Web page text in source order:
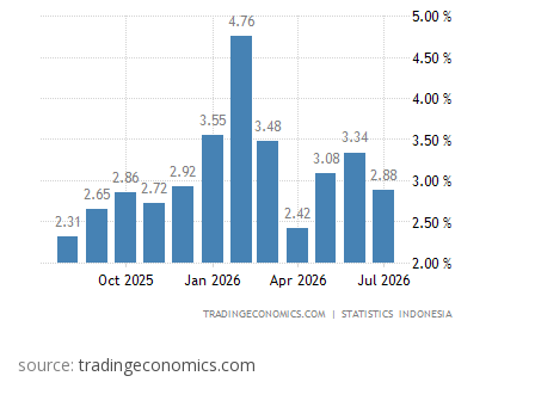
source:tradingeconomics.com